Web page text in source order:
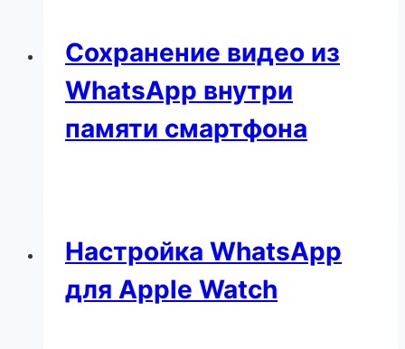
Сохранение видео из
WhatsApp внутри
памяти смартфона
Настройка WhatsApp
для Apple Watch